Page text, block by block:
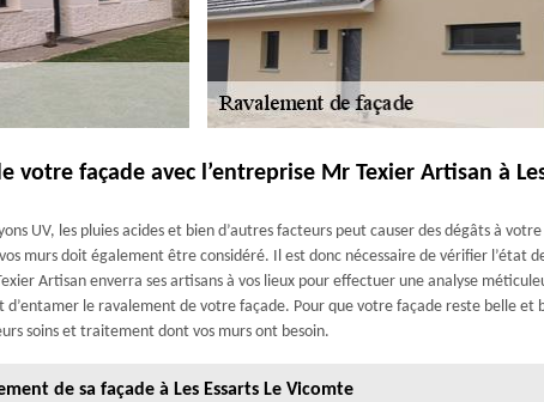
votre façade avec l’entreprise Mr Texier Artisan à
UV, les pluies acides et bien d’autres facteurs peut causer des dégâts à
murs doit également être considéré. Il est donc nécessaire de vérifier l’état
Artisan enverra ses artisans à vos lieux pour effectuer une analyse
le ravalement de votre façade. Pour que votre façade reste belle et
soins et traitement dont vos murs ont besoin.
de sa façade à Les Essarts Le Vicomte